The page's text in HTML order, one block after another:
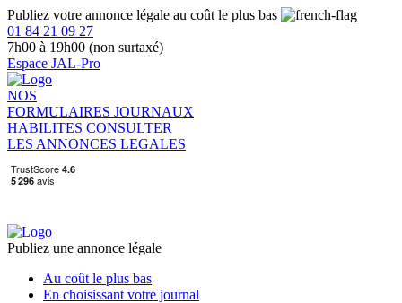
Publiez votre annonce légale au coût le plus bas
01 84 21 09 27
7h00 à 19h00 (non surtaxé)
Espace JAL-Pro
NOS
FORMULAIRES JOURNAUX
HABILITES CONSULTER
LES ANNONCES LEGALES
Publiez une annonce légale
Au coût le plus bas
En choisissant votre journal